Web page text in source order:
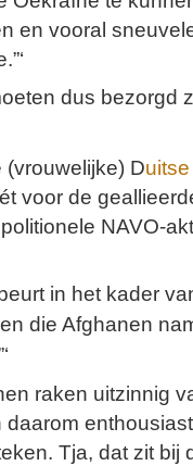
en vooral
dus bezorgd
(vrouwelijke) D
voor de
NAVO-
in het kader
die Afghanen
raken uitzinnig
Tja, dat zit bij